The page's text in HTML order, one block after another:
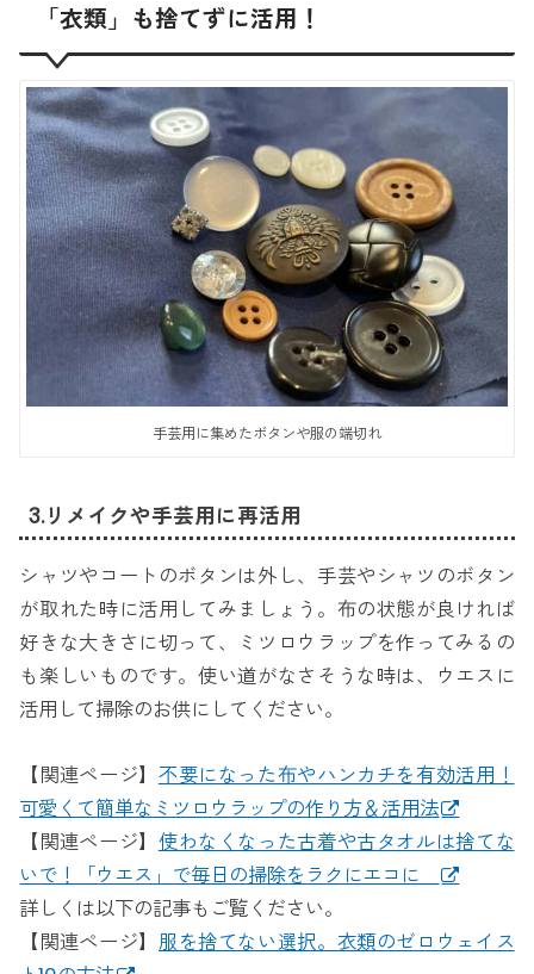
「衣類」も捨てずに活用！
手芸用に集めたボタンや服の端切れ
3.リメイクや手芸用に再活用
シャツやコートのボタンは外し、手芸やシャツのボタン
が取れた時に活用してみましょう。布の状態が良ければ
好きな大きさに切って、ミツロウラップを作ってみるの
も楽しいものです。使い道がなさそうな時は、ウエスに
活用して掃除のお供にしてください。
【関連ページ】 不要になった布やハンカチを有効活用！
可愛くて簡単なミツロウラップの作り方＆活用法
【関連ページ】 使わなくなった古着や古タオルは捨てな
いで！「ウエス」で毎日の掃除をラクにエコに
詳しくは以下の記事もご覧ください。
【関連ページ】 服を捨てない選択。衣類のゼロウェイス